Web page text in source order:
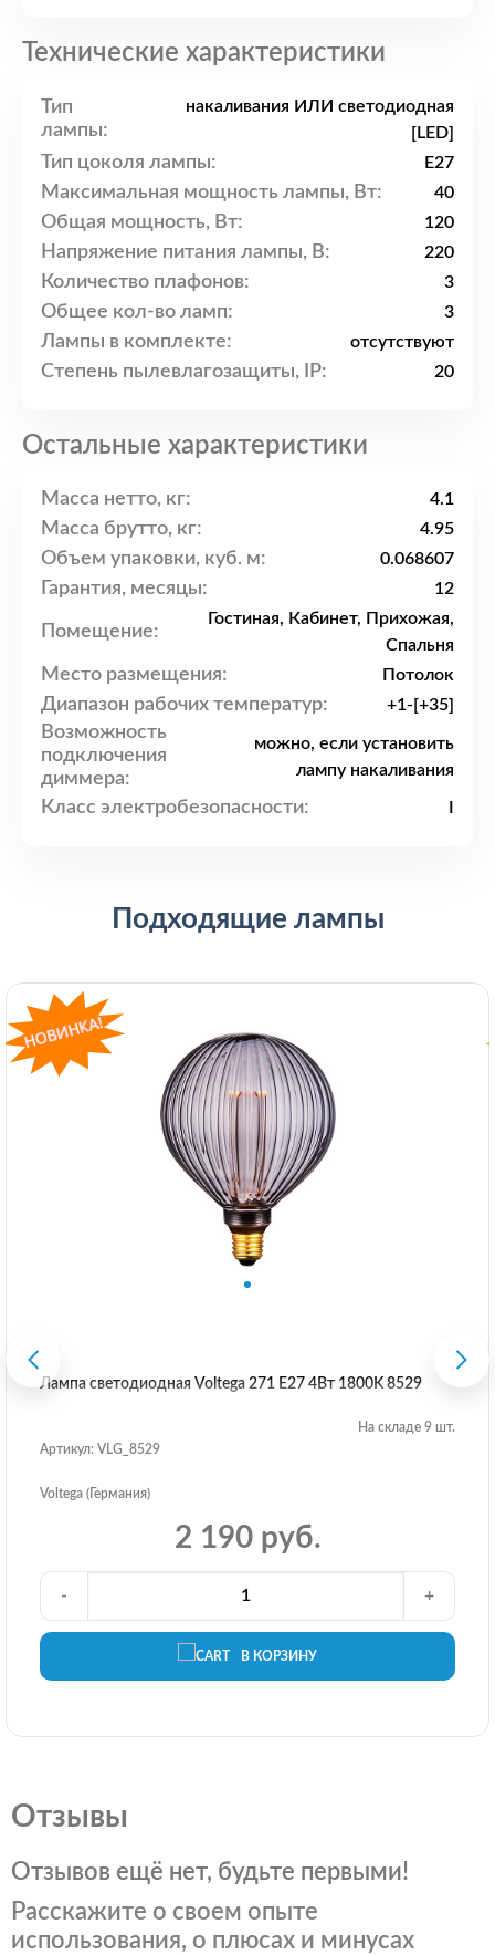
Технические характеристики
Тип
лампы:
накаливания ИЛИ светодиодная
[LED]
Тип цоколя лампы: E27
Максимальная мощность лампы, Вт: 40
Общая мощность, Вт: 120
Напряжение питания лампы, В: 220
Количество плафонов: 3
Общее кол-во ламп: 3
Лампы в комплекте: отсутствуют
Степень пылевлагозащиты, IP: 20
Остальные характеристики
Масса нетто, кг: 4.1
Масса брутто, кг: 4.95
Объем упаковки, куб. м: 0.068607
Гарантия, месяцы: 12
Помещение:
Гостиная, Кабинет, Прихожая,
Спальня
Место размещения: Потолок
Диапазон рабочих температур: +1-[+35]
Возможность
подключения
диммера:
можно, если установить
лампу накаливания
Класс электробезопасности:
Подходящие лампы
Лампа светодиодная Voltega 271 E27 4Вт 1800K 8529
На складе 9 шт.
Артикул: VLG_8529
Voltega (Германия)
2 190 руб.
В КОРЗИНУ
- +
Отзывы
Отзывов ещё нет, будьте первыми!
Расскажите о своем опыте
использования, о плюсах и минусах